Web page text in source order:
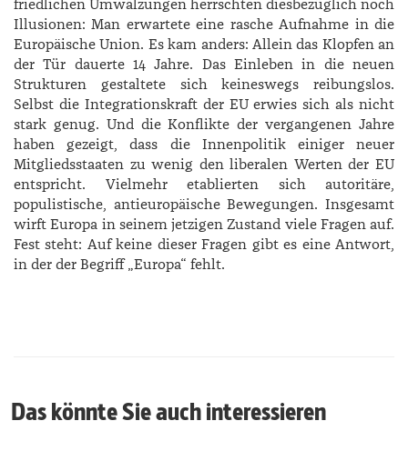
friedlichen Umwälzungen herrschten diesbezüglich noch
Illusionen: Man erwartete eine rasche Aufnahme in die
Europäische Union. Es kam anders: Allein das Klopfen an
der Tür dauerte 14 Jahre. Das Einleben in die neuen
Strukturen gestaltete sich keineswegs reibungslos.
Selbst die Integrationskraft der EU erwies sich als nicht
stark genug. Und die Konflikte der vergangenen Jahre
haben gezeigt, dass die Innenpolitik einiger neuer
Mitgliedsstaaten zu wenig den liberalen Werten der EU
entspricht. Vielmehr etablierten sich autoritäre,
populistische, antieuropäische Bewegungen. Insgesamt
wirft Europa in seinem jetzigen Zustand viele Fragen auf.
Fest steht: Auf keine dieser Fragen gibt es eine Antwort,
in der der Begriff „Europa“ fehlt.
Das könnte Sie auch interessieren